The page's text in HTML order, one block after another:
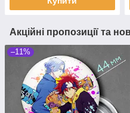
Акційні пропозиції та
–11%